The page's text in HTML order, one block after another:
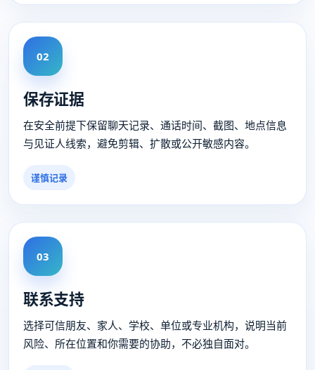
02
保存证据
在安全前提下保留聊天记录、通话时间、截图、地点信息
与见证人线索，避免剪辑、扩散或公开敏感内容。
谨慎记录
03
联系支持
选择可信朋友、家人、学校、单位或专业机构，说明当前
风险、所在位置和你需要的协助，不必独自面对。